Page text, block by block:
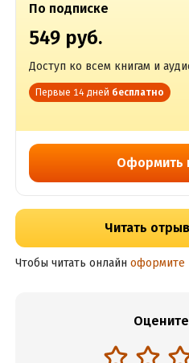
По подписке
549 руб.
Доступ ко всем книгам и
Первые 14 дней бесплатно
Оформить
Читать
Чтобы читать онлайн оформите